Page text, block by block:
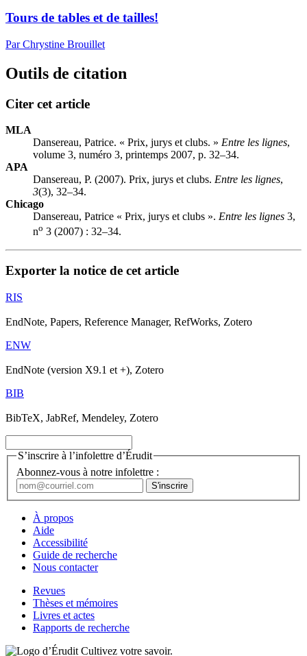
Tours de tables et de tailles!
Par Chrystine Brouillet
Outils de citation
Citer cet article
MLA
Dansereau, Patrice. « Prix, jurys et clubs. » Entre les lignes,
volume 3, numéro 3, printemps 2007, p. 32–34.
APA
Dansereau, P. (2007). Prix, jurys et clubs. Entre les lignes,
3(3), 32–34.
Chicago
Dansereau, Patrice « Prix, jurys et clubs ». Entre les lignes 3,
no 3 (2007) : 32–34.
Exporter la notice de cet article
RIS
EndNote, Papers, Reference Manager, RefWorks, Zotero
ENW
EndNote (version X9.1 et +), Zotero
BIB
BibTeX, JabRef, Mendeley, Zotero
S’inscrire à l’infolettre d’Érudit
Abonnez-vous à notre infolettre :
À propos
Aide
Accessibilité
Guide de recherche
Nous contacter
Revues
Thèses et mémoires
Livres et actes
Rapports de recherche
Cultivez votre savoir.